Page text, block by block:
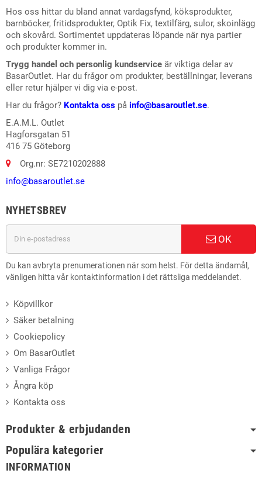
Hos oss hittar du bland annat vardagsfynd, köksprodukter,
barnböcker, fritidsprodukter, Optik Fix, textilfärg, sulor, skoinlägg
och skovård. Sortimentet uppdateras löpande när nya partier
och produkter kommer in.
Trygg handel och personlig kundservice är viktiga delar av
BasarOutlet. Har du frågor om produkter, beställningar, leverans
eller retur hjälper vi dig via e-post.
Har du frågor? Kontakta oss på info@basaroutlet.se.
E.A.M.L. Outlet
Hagforsgatan 51
416 75 Göteborg
Org.nr: SE7210202888
info@basaroutlet.se
NYHETSBREV
OK
Du kan avbryta prenumerationen när som helst. För detta ändamål,
vänligen hitta vår kontaktinformation i det rättsliga meddelandet.
Köpvillkor
Säker betalning
Cookiepolicy
Om BasarOutlet
Vanliga Frågor
Ångra köp
Kontakta oss
Produkter & erbjudanden
Populära kategorier
INFORMATION